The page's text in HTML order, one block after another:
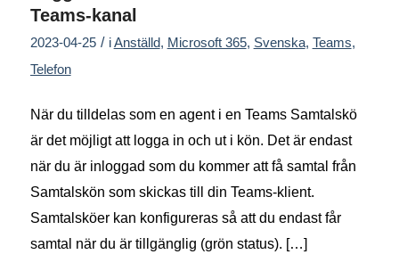
Teams-kanal
2023-04-25 / iAnställd, Microsoft 365, Svenska, Teams,
Telefon
När du tilldelas som en agent i en Teams Samtalskö
är det möjligt att logga in och ut i kön. Det är endast
när du är inloggad som du kommer att få samtal från
Samtalskön som skickas till din Teams-klient.
Samtalsköer kan konfigureras så att du endast får
samtal när du är tillgänglig (grön status). […]